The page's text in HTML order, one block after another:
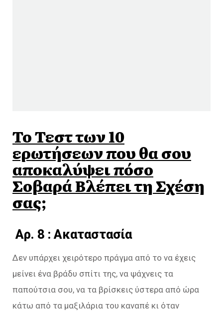
Το Τεστ των 10
ερωτήσεων που θα σου
αποκαλύψει πόσο
Σοβαρά Βλέπει τη Σχέση
σας;
Aρ. 8 : Ακαταστασία
Δεν υπάρχει χειρότερο πράγμα από το να έχεις
μείνει ένα βράδυ σπίτι της, να ψάχνεις τα
παπούτσια σου, να τα βρίσκεις ύστερα από ώρα
κάτω από τα μαξιλάρια του καναπέ κι όταν